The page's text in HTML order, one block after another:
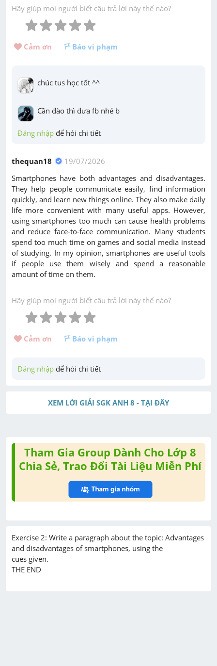
Hãy giúp mọi người biết câu trả lời này thế nào?
Cảm ơn Báo vi phạm
chúc tus học tốt ^^
Cần đào thì đưa fb nhé b
Đăng nhập để hỏi chi tiết
thequan18
19/07/2026
Smartphones have both advantages and disadvantages.
They help people communicate easily, find information
quickly, and learn new things online. They also make daily
life more convenient with many useful apps. However,
using smartphones too much can cause health problems
and reduce face-to-face communication. Many students
spend too much time on games and social media instead
of studying. In my opinion, smartphones are useful tools
if people use them wisely and spend a reasonable
amount of time on them.
Hãy giúp mọi người biết câu trả lời này thế nào?
Cảm ơn Báo vi phạm
Đăng nhập để hỏi chi tiết
XEM LỜI GIẢI SGK ANH 8 - TẠI ĐÂY
Tham Gia Group Dành Cho Lớp 8
Chia Sẻ, Trao Đổi Tài Liệu Miễn Phí
Exercise 2: Write a paragraph about the topic: Advantages
and disadvantages of smartphones, using the
cues given.